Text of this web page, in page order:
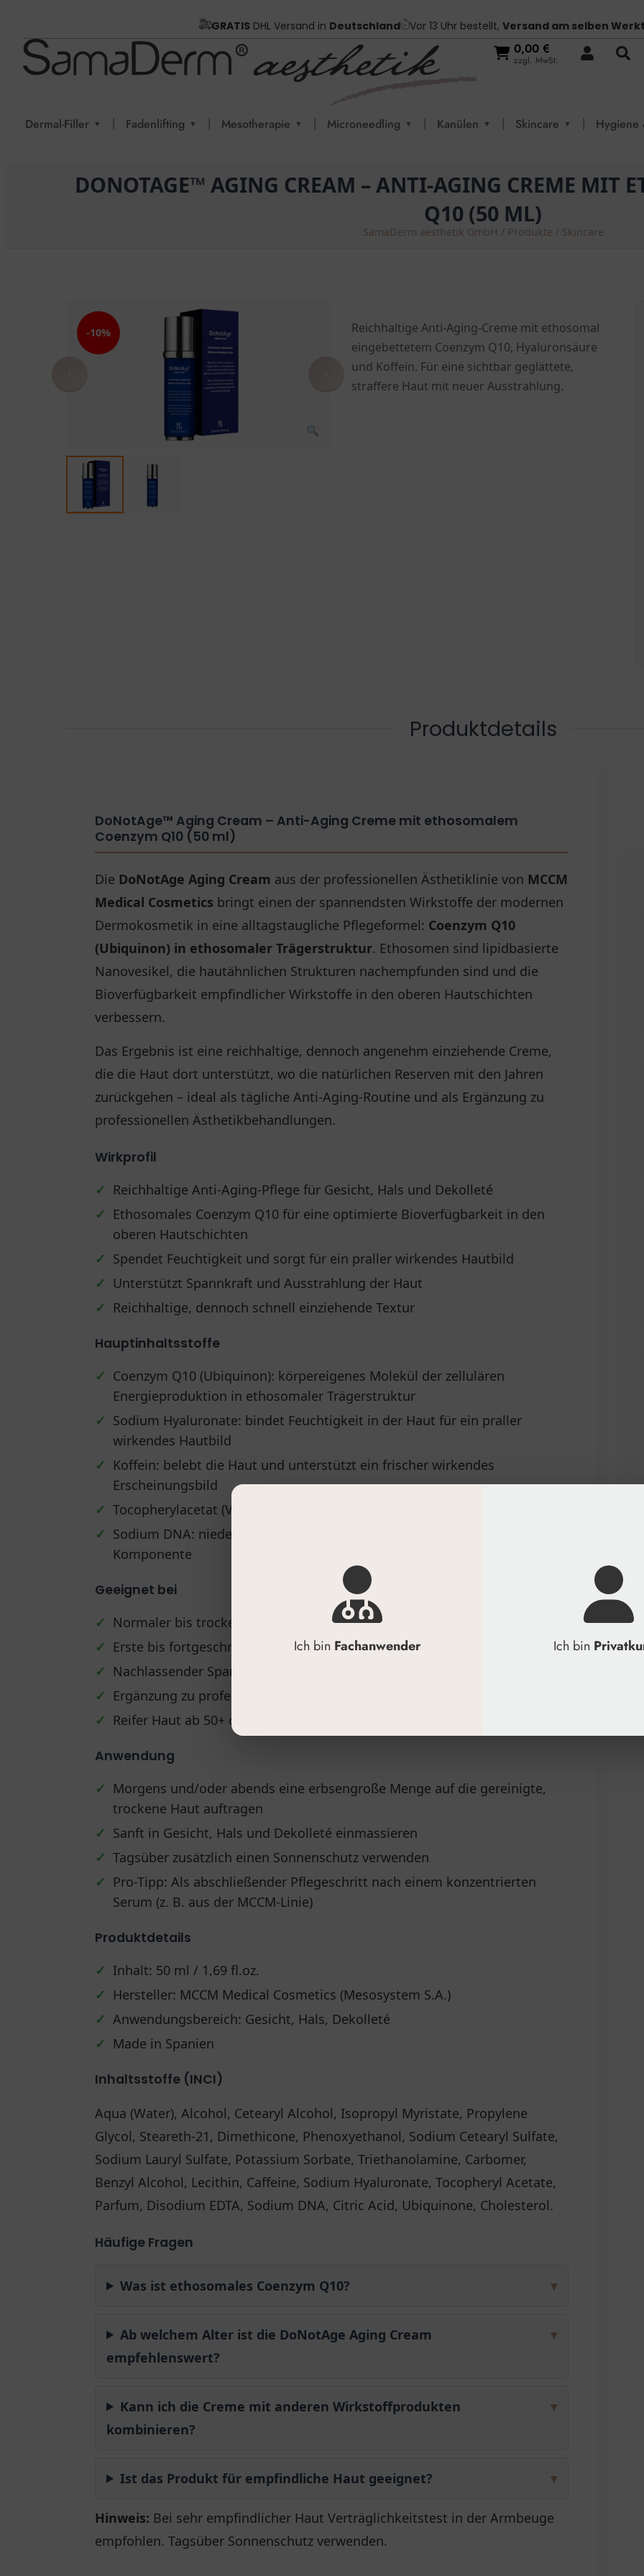
GRATIS DHL Versand in Deutschland Vor 13 Uhr bestellt, Versand am selben
0,00 €
zzgl. MwSt.
Dermal-Filler ▼ | Fadenlifting ▼ | Mesotherapie ▼ | Microneedling ▼ | Kanülen ▼ | Skincare ▼ | Hygiene
DONOTAGE™ AGING CREAM – ANTI-AGING CREME MIT
Q10 (50 ML)
SamaDerm aesthetik GmbH / Produkte / Skincare
-10%
Reichhaltige Anti-Aging-Creme mit ethosomal
eingebettetem Coenzym Q10, Hyaluronsäure
und Koffein. Für eine sichtbar geglättete,
straffere Haut mit neuer Ausstrahlung.
Produktdetails
DoNotAge™ Aging Cream – Anti-Aging Creme mit ethosomalem
Coenzym Q10 (50 ml)
Die DoNotAge Aging Cream aus der professionellen Ästhetiklinie von MCCM
Medical Cosmetics bringt einen der spannendsten Wirkstoffe der modernen
Dermokosmetik in eine alltagstaugliche Pflegeformel: Coenzym Q10
(Ubiquinon) in ethosomaler Trägerstruktur. Ethosomen sind lipidbasierte
Nanovesikel, die hautähnlichen Strukturen nachempfunden sind und die
Bioverfügbarkeit empfindlicher Wirkstoffe in den oberen Hautschichten
verbessern.
Das Ergebnis ist eine reichhaltige, dennoch angenehm einziehende Creme,
die die Haut dort unterstützt, wo die natürlichen Reserven mit den Jahren
zurückgehen – ideal als tägliche Anti-Aging-Routine und als Ergänzung zu
professionellen Ästhetikbehandlungen.
Wirkprofil
✓ Reichhaltige Anti-Aging-Pflege für Gesicht, Hals und Dekolleté
✓ Ethosomales Coenzym Q10 für eine optimierte Bioverfügbarkeit in den
oberen Hautschichten
✓ Spendet Feuchtigkeit und sorgt für ein praller wirkendes Hautbild
✓ Unterstützt Spannkraft und Ausstrahlung der Haut
✓ Reichhaltige, dennoch schnell einziehende Textur
Hauptinhaltsstoffe
✓ Coenzym Q10 (Ubiquinon): körpereigenes Molekül der zellulären
Energieproduktion in ethosomaler Trägerstruktur
✓ Sodium Hyaluronate: bindet Feuchtigkeit in der Haut für ein praller
wirkendes Hautbild
✓ Koffein: belebt die Haut und unterstützt ein frischer wirkendes
Erscheinungsbild
✓ Tocopherylacetat (Vitamin E): fettlöslicher Radikalfänger
✓ Sodium DNA: niedermolekulare DNA-Fragmente als regenerative
Komponente
Geeignet bei
✓ Normaler bis trockener Haut ab etwa Mitte 30
✓ Erste bis fortgeschrittene Zeichen der Hautalterung
✓ Nachlassender Spannkraft, feinen Linien und mattem Teint
✓ Ergänzung zu professionellen Ästhetikbehandlungen
✓ Reifer Haut ab 50+ durch die reichhaltige Textur
Anwendung
✓ Morgens und/oder abends eine erbsengroße Menge auf die gereinigte,
trockene Haut auftragen
✓ Sanft in Gesicht, Hals und Dekolleté einmassieren
✓ Tagsüber zusätzlich einen Sonnenschutz verwenden
✓ Pro-Tipp: Als abschließender Pflegeschritt nach einem konzentrierten
Serum (z. B. aus der MCCM-Linie)
Produktdetails
✓ Inhalt: 50 ml / 1,69 fl.oz.
✓ Hersteller: MCCM Medical Cosmetics (Mesosystem S.A.)
✓ Anwendungsbereich: Gesicht, Hals, Dekolleté
✓ Made in Spanien
Inhaltsstoffe (INCI)
Aqua (Water), Alcohol, Cetearyl Alcohol, Isopropyl Myristate, Propylene
Glycol, Steareth-21, Dimethicone, Phenoxyethanol, Sodium Cetearyl Sulfate,
Sodium Lauryl Sulfate, Potassium Sorbate, Triethanolamine, Carbomer,
Benzyl Alcohol, Lecithin, Caffeine, Sodium Hyaluronate, Tocopheryl Acetate,
Parfum, Disodium EDTA, Sodium DNA, Citric Acid, Ubiquinone, Cholesterol.
Häufige Fragen
▾
Was ist ethosomales Coenzym Q10?
▾
Ab welchem Alter ist die DoNotAge Aging Cream
empfehlenswert?
▾
Kann ich die Creme mit anderen Wirkstoffprodukten
kombinieren?
▾
Ist das Produkt für empfindliche Haut geeignet?
Hinweis: Bei sehr empfindlicher Haut Verträglichkeitstest in der Armbeuge
empfohlen. Tagsüber Sonnenschutz verwenden.
Ich bin Fachanwender Ich bin